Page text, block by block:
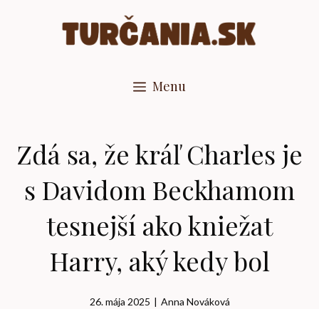
Menu
Zdá sa, že kráľ Charles je
s Davidom Beckhamom
tesnejší ako kniežat
Harry, aký kedy bol
26. mája 2025 | Anna Nováková